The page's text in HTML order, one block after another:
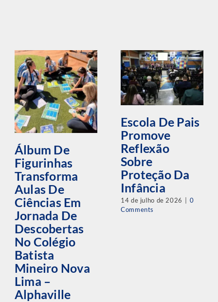
Álbum De
Figurinhas
Transforma
Aulas De
Ciências Em
Jornada De
Descobertas
No Colégio
Batista
Mineiro Nova
Lima –
Alphaville
Escola De Pais
Promove
Reflexão
Sobre
Proteção Da
Infância
14 de julho de 2026
0
Comments